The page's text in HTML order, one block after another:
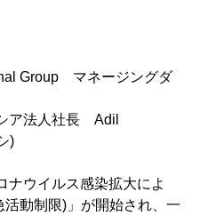
Group マネージングダ
ア法人社長 Adil
)
ナウイルス感染拡大によ
動制限)」が開始され、一